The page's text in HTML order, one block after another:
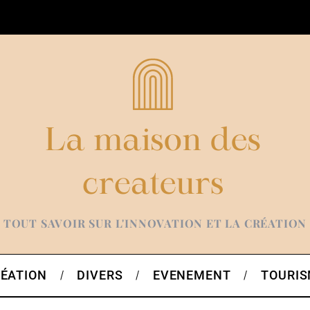
TOUT SAVOIR SUR L'INNOVATION ET LA CRÉATION
DIVERS EVENEMENT